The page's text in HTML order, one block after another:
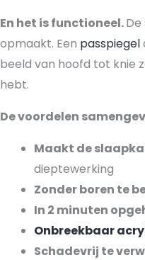
En het is functioneel.
opmaakt. Een passpiegel
beeld van hoofd tot knie
hebt.
De voordelen
Maakt de
dieptewerking
Zonder boren te
In 2 minuten
Onbreekbaar
Schadevrij te